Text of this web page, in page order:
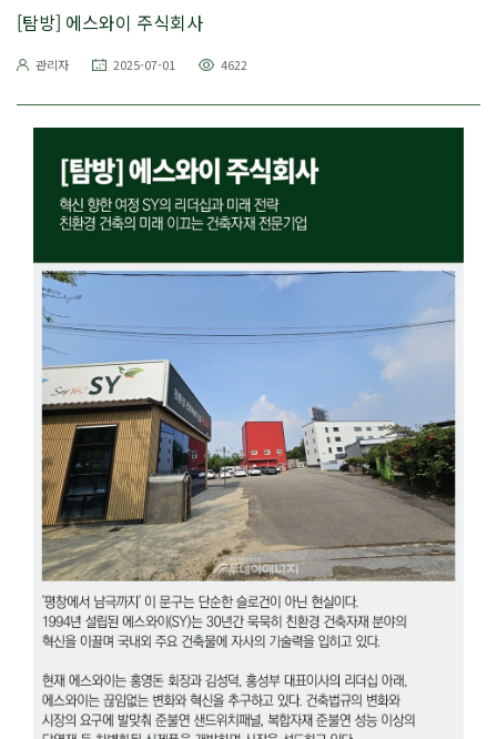
[탐방] 에스와이 주식회사
관리자 2025-07-01 4622